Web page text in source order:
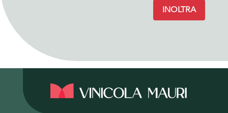
INOLTRA